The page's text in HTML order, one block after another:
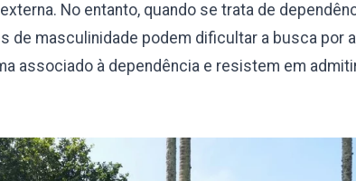
No entanto, quando se trata de
de masculinidade podem dificultar a busca por
associado à dependência e resistem em